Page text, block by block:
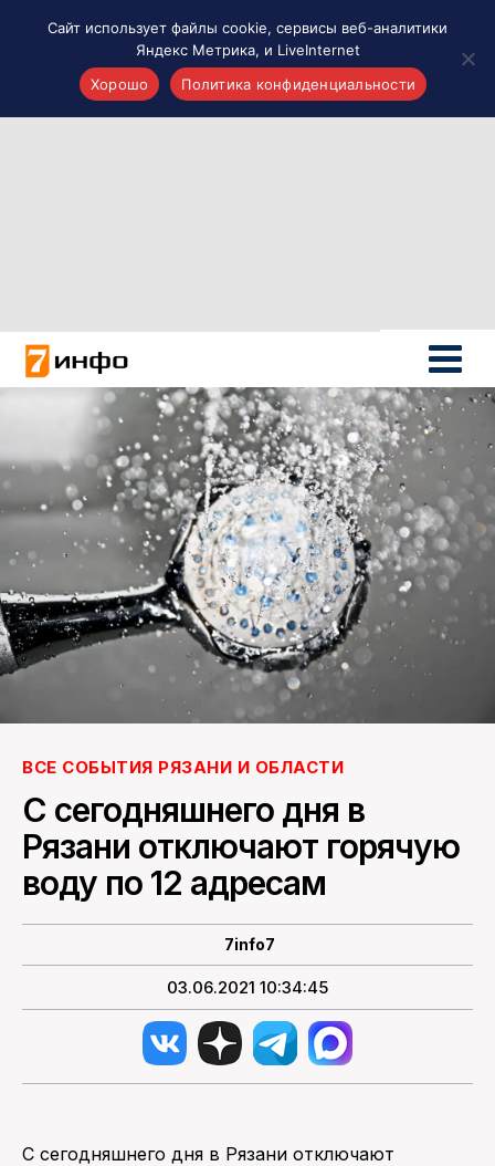
Новости России
Политика
Новости мира
Все материалы 7инфо
О НАС
ПОИСК ПО САЙТУ
ВСЕ СОБЫТИЯ РЯЗАНИ И ОБЛАСТИ
С сегодняшнего дня в
Рязани отключают горячую
воду по 12 адресам
7info7
03.06.2021 10:34:45
С сегодняшнего дня в Рязани отключают
Сайт использует файлы cookie, сервисы веб-аналитики
Яндекс Метрика, и LiveInternet
Хорошо
Политика конфиденциальности